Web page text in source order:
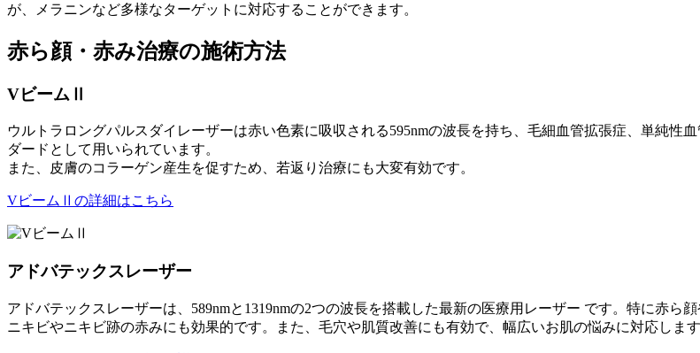
が、メラニンなど多様なターゲットに対応することができます。
赤ら顔・赤み治療の施術方法
VビームⅡ
ウルトラロングパルスダイレーザーは赤い色素に吸収される595nmの波長を持ち、毛細血管拡張症、単純性
ダードとして用いられています。
また、皮膚のコラーゲン産生を促すため、若返り治療にも大変有効です。
VビームⅡの詳細はこちら
アドバテックスレーザー
アドバテックスレーザーは、589nmと1319nmの2つの波長を搭載した最新の医療用レーザー です。特に赤
ニキビやニキビ跡の赤みにも効果的です。また、毛穴や肌質改善にも有効で、幅広いお肌の悩みに対応します